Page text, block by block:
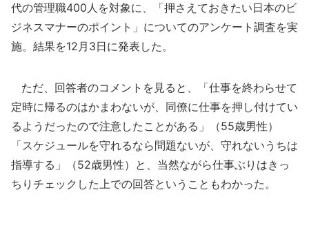
代の管理職400人を対象に、「押さえておきたい日本のビ
ジネスマナーのポイント」についてのアンケート調査を実
施。結果を12月3日に発表した。
ただ、回答者のコメントを見ると、「仕事を終わらせて
定時に帰るのはかまわないが、同僚に仕事を押し付けてい
るようだったので注意したことがある」（55歳男性）
「スケジュールを守れるなら問題ないが、守れないうちは
指導する」（52歳男性）と、当然ながら仕事ぶりはきっ
ちりチェックした上での回答ということもわかった。